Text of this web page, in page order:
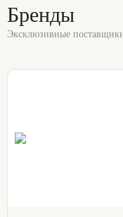
Бренды
Эксклюзивные